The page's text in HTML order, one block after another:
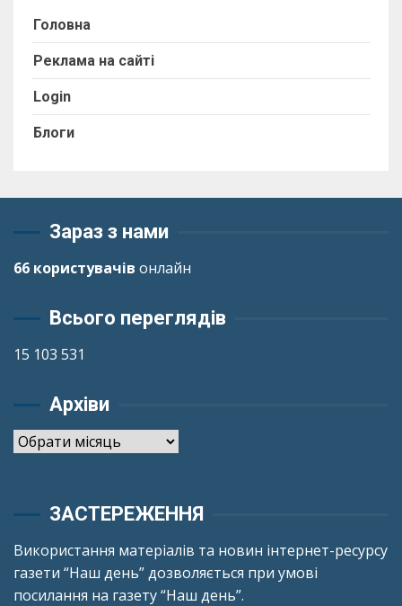
Головна
Реклама на сайті
Login
Блоги
Зараз з нами
66 користувачів онлайн
Всього переглядів
15 103 531
Архіви
Архіви
ЗАСТЕРЕЖЕННЯ
Використання матеріалів та новин інтернет-ресурсу
газети “Наш день” дозволяється при умові
посилання на газету “Наш день”.